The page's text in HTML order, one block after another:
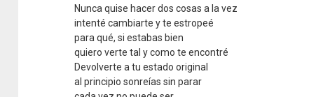
Nunca quise hacer dos cosas a la vez
intenté cambiarte y te estropeé
para qué, si estabas bien
quiero verte tal y como te encontré
Devolverte a tu estado original
al principio sonreías sin parar